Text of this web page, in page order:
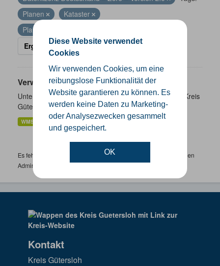
Diese Website verwendet
Cookies
Wir verwenden Cookies, um eine
reibungslose Funktionalität der
Website garantieren zu können. Es
werden keine Daten zu Marketing-
oder Analysezwecken gesammelt
und gespeichert.
OK
Planen
Kataster
Planen - Bauen - Kataster
Ergebnisse filtern
Verwaltungsgrenzen
Unterschiedliche Ebenen der Verwaltungsgrenzen im Kreis
Gütersloh
WMS GeoJSON
Es fehlen spezifische Datensätze? Wenden Sie sich bitte an einen
Administrator unter:support.gis@kreis-guetersloh.de
Kontakt
Kreis Gütersloh